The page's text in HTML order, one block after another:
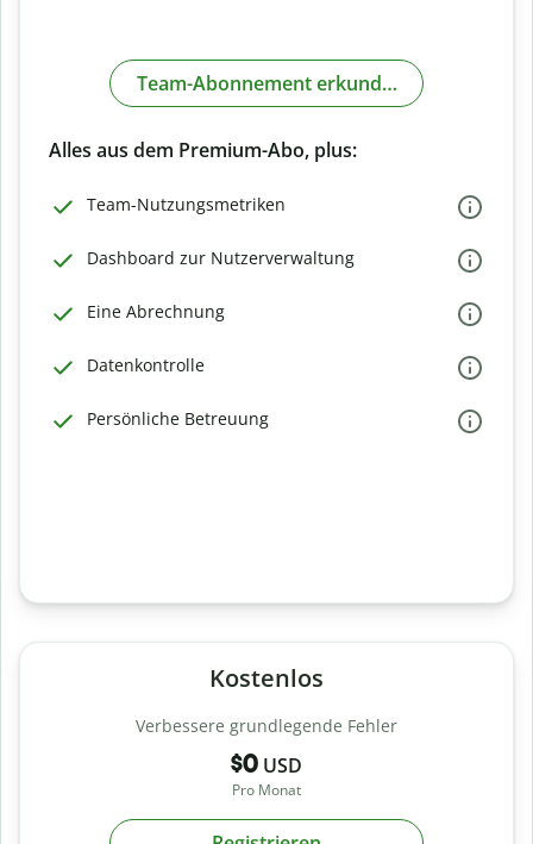
Team-Abonnement erkunden
Alles aus dem Premium-Abo, plus:
Team-Nutzungsmetriken
Dashboard zur Nutzerverwaltung
Eine Abrechnung
Datenkontrolle
Persönliche Betreuung
Kostenlos
Verbessere grundlegende Fehler
$0 USD
Pro Monat